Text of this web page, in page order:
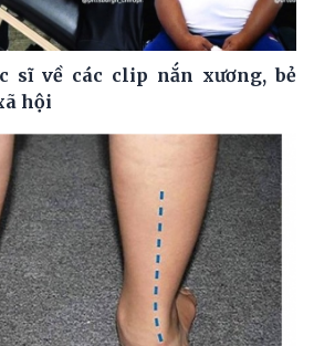
sĩ về các clip nắn xương, bẻ
hội